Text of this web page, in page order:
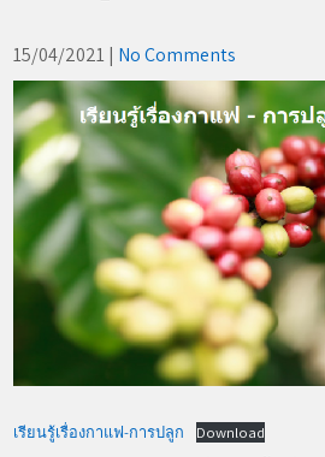
15/04/2021 | No Comments
เรียนรู้เรื่องกาแฟ-การปลูก Download